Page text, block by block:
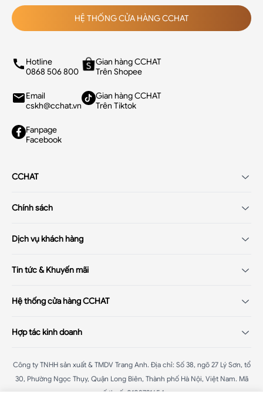
HỆ THỐNG CỬA HÀNG CCHAT
Hotline
0868 506 800
Email
cskh@cchat.vn
Fanpage
Facebook
Gian hàng CCHAT
Trên Shopee
Gian hàng CCHAT
Trên Tiktok
CCHAT
Hệ thống cửa hàng
Chính sách
Chính sách thanh toán
Chính sách bảo hành
Chính sách bảo mật
Dịch vụ khách hàng
Hướng dẫn mua hàng
Tin tức & Khuyến mãi
Xu hướng thời trang 2025
Mega livestream
Hệ thống cửa hàng CCHAT
CChat - Chùa Bốc:187 Chùa Bốc, Đống Đa, Hà Nội
Hà Nội
CChat - Hàng Vôi:42 Hàng Vôi, Hoàn Kiếm, Hà Nội
Hợp tác kinh doanh
Affiliate
Công ty TNHH sản xuất & TMDV Trang Anh. Địa chỉ: Số 38, ngõ 27 Lý Sơn, tổ
30, Phường Ngọc Thụy, Quận Long Biên, Thành phố Hà Nội, Việt Nam. Mã